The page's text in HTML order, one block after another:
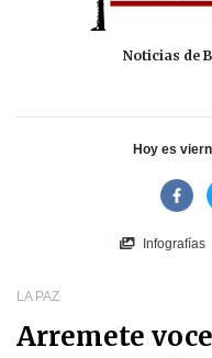
Noticias de
Hoy es
Infografías
LA PAZ
Arremete